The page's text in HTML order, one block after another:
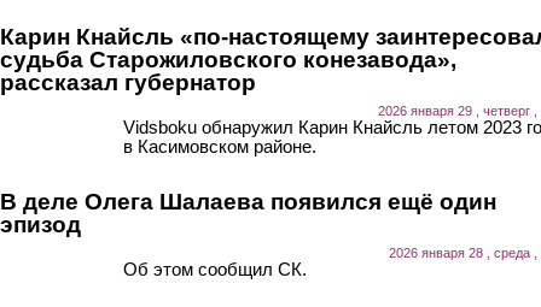
Карин Кнайсль «по-настоящему
судьба Старожиловского конезавода»,
рассказал губернатор
2026 января 29 , четверг ,
Vidsboku обнаружил Карин Кнайсль летом 2023
в Касимовском районе.
В деле Олега Шалаева появился ещё один
эпизод
2026 января 28 , среда ,
Об этом сообщил СК.